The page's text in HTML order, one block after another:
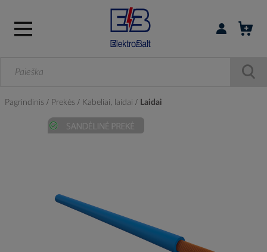
Prisijungti /
Pagrindinis Prekės Kabeliai, laidai Laidai